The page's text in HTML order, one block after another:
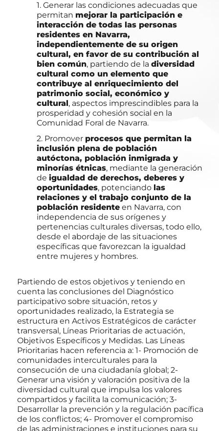
1. Generar las condiciones adecuadas que
permitan mejorar la participación e
interacción de todas las personas
residentes en Navarra,
independientemente de su origen
cultural, en favor de su contribución al
bien común, partiendo de la diversidad
cultural como un elemento que
contribuye al enriquecimiento del
patrimonio social, económico y
cultural, aspectos imprescindibles para la
prosperidad y cohesión social en la
Comunidad Foral de Navarra.
2. Promover procesos que permitan la
inclusión plena de población
autóctona, población inmigrada y
minorías étnicas, mediante la generación
de igualdad de derechos, deberes y
oportunidades, potenciando las
relaciones y el trabajo conjunto de la
población residenteen Navarra, con
independencia de sus orígenes y
pertenencias culturales diversas, todo ello,
desde el abordaje de las situaciones
específicas que favorezcan la igualdad
entre mujeres y hombres.
Partiendo de estos objetivos y teniendo en
cuenta las conclusiones del Diagnóstico
participativo sobre situación, retos y
oportunidades realizado, la Estrategia se
estructura en Activos Estratégicos de carácter
transversal, Líneas Prioritarias de actuación,
Objetivos Específicos y Medidas. Las Líneas
Prioritarias hacen referencia a: 1- Promoción de
comunidades interculturales para la
consecución de una ciudadanía global; 2-
Generar una visión y valoración positiva de la
diversidad cultural que impulsa los valores
compartidos y facilita la comunicación; 3-
Desarrollar la prevención y la regulación pacífica
de los conflictos; 4- Promover el compromiso
de las administraciones e instituciones para su